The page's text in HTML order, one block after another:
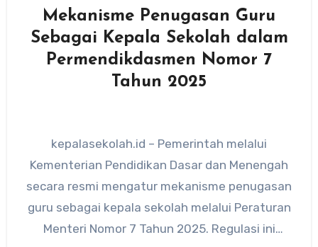
Mekanisme Penugasan Guru
Sebagai Kepala Sekolah dalam
Permendikdasmen Nomor 7
Tahun 2025
kepalasekolah.id – Pemerintah melalui
Kementerian Pendidikan Dasar dan Menengah
secara resmi mengatur mekanisme penugasan
guru sebagai kepala sekolah melalui Peraturan
Menteri Nomor 7 Tahun 2025. Regulasi ini